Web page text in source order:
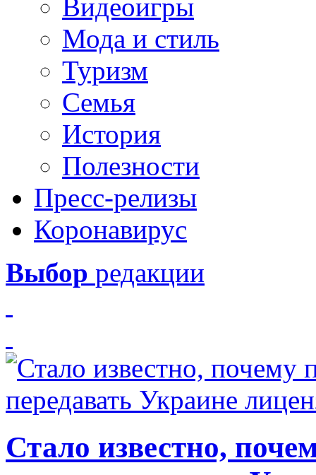
Видеоигры
Мода и стиль
Туризм
Семья
История
Полезности
Пресс-релизы
Коронавирус
Выбор редакции
Стало известно,